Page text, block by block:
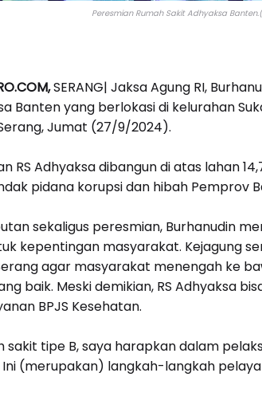
Peresmian Rumah Sakit Adhyaksa
SERANG| Jaksa Agung RI,
Banten yang berlokasi di kelurahan
Jumat (27/9/2024).
RS Adhyaksa dibangun di atas lahan
pidana korupsi dan hibah Pemprov
sekaligus peresmian, Burhanudin
kepentingan masyarakat. Kejagung
agar masyarakat menengah ke
baik. Meski demikian, RS Adhyaksa
BPJS Kesehatan.
sakit tipe B, saya harapkan dalam
(merupakan) langkah-langkah